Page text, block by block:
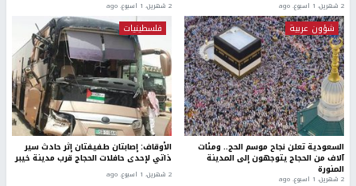
2 شهرين، 1 اسبوع. ago 2 شهرين، 1 اسبوع. ago
شؤون عربية
السعودية تعلن نجاح موسم الحج.. ومئات
آلاف من الحجاج يتوجهون إلى المدينة
المنورة
2 شهرين، 1 اسبوع. ago
فلسطينيات
الأوقاف: إصابتان طفيفتان إثر حادث سير
ذاتي لإحدى حافلات الحجاج قرب مدينة خيبر
2 شهرين، 1 اسبوع. ago